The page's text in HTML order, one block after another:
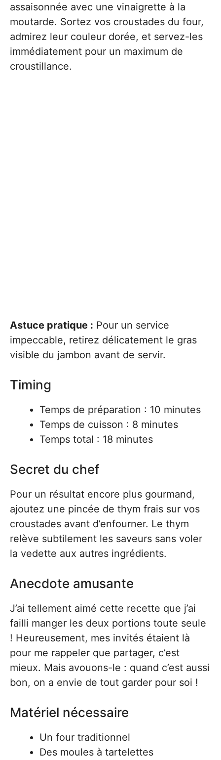
assaisonnée avec une vinaigrette à la
moutarde. Sortez vos croustades du four,
admirez leur couleur dorée, et servez-les
immédiatement pour un maximum de
croustillance.
Astuce pratique : Pour un service
impeccable, retirez délicatement le gras
visible du jambon avant de servir.
Timing
Temps de préparation : 10 minutes
Temps de cuisson : 8 minutes
Temps total : 18 minutes
Secret du chef
Pour un résultat encore plus gourmand,
ajoutez une pincée de thym frais sur vos
croustades avant d’enfourner. Le thym
relève subtilement les saveurs sans voler
la vedette aux autres ingrédients.
Anecdote amusante
J’ai tellement aimé cette recette que j’ai
failli manger les deux portions toute seule
! Heureusement, mes invités étaient là
pour me rappeler que partager, c’est
mieux. Mais avouons-le : quand c’est aussi
bon, on a envie de tout garder pour soi !
Matériel nécessaire
Un four traditionnel
Des moules à tartelettes